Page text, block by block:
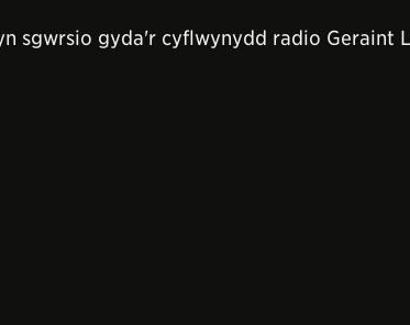
sgwrsio gyda'r cyflwynydd radio Geraint